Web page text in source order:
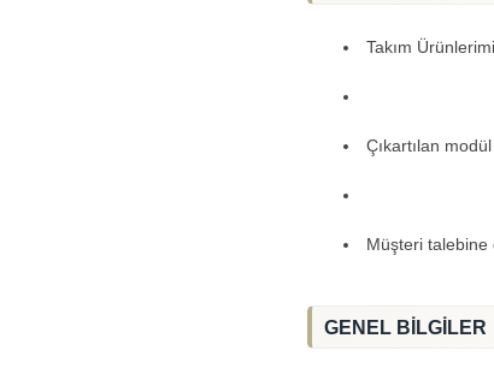
Takım
Çıkartılan
Müşteri
GENEL BİLGİLER